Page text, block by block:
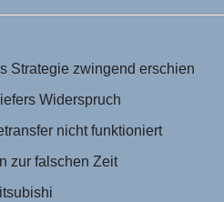
Strategie zwingend erschien
Widerspruch
nicht funktioniert
zur falschen Zeit